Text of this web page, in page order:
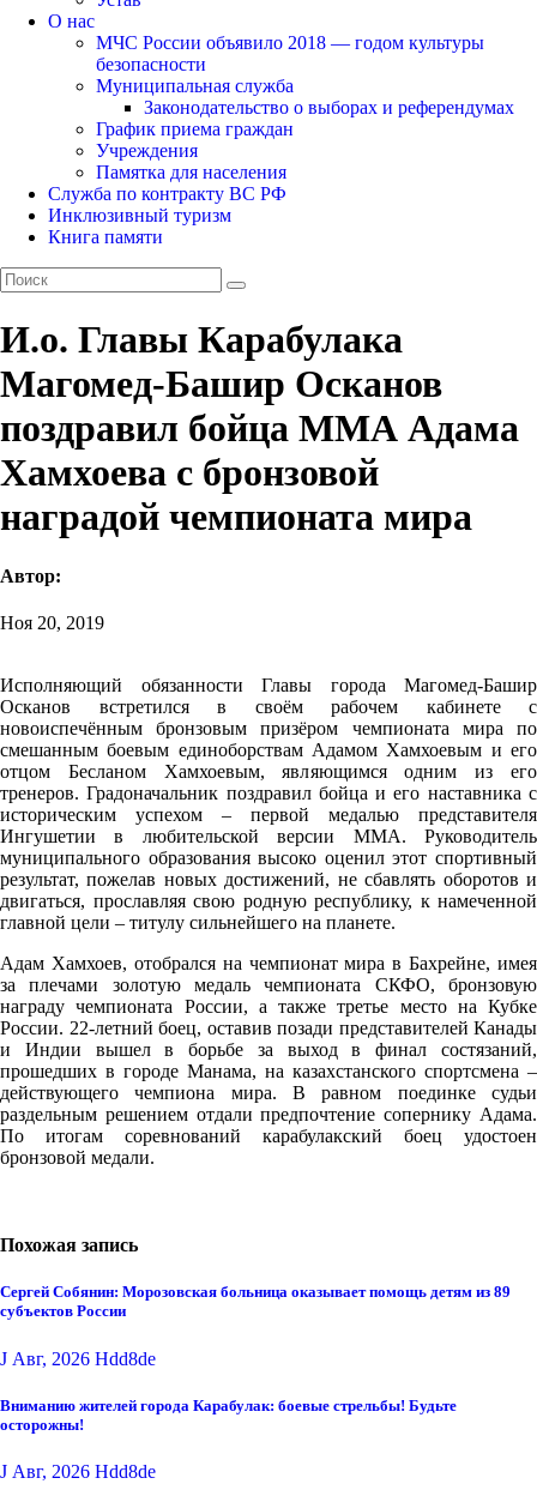
О нас
МЧС России объявило 2018 — годом культуры
безопасности
Муниципальная служба
Законодательство о выборах и референдумах
График приема граждан
Учреждения
Памятка для населения
Служба по контракту ВС РФ
Инклюзивный туризм
Книга памяти
И.о. Главы Карабулака
Магомед-Башир Осканов
поздравил бойца ММА Адама
Хамхоева с бронзовой
наградой чемпионата мира
Автор:
Ноя 20, 2019
Исполняющий обязанности Главы города Магомед-Башир
Осканов встретился в своём рабочем кабинете с
новоиспечённым бронзовым призёром чемпионата мира по
смешанным боевым единоборствам Адамом Хамхоевым и его
отцом Бесланом Хамхоевым, являющимся одним из его
тренеров. Градоначальник поздравил бойца и его наставника с
историческим успехом – первой медалью представителя
Ингушетии в любительской версии ММА. Руководитель
муниципального образования высоко оценил этот спортивный
результат, пожелав новых достижений, не сбавлять оборотов и
двигаться, прославляя свою родную республику, к намеченной
главной цели – титулу сильнейшего на планете.
Адам Хамхоев, отобрался на чемпионат мира в Бахрейне, имея
за плечами золотую медаль чемпионата СКФО, бронзовую
награду чемпионата России, а также третье место на Кубке
России. 22-летний боец, оставив позади представителей Канады
и Индии вышел в борьбе за выход в финал состязаний,
прошедших в городе Манама, на казахстанского спортсмена –
действующего чемпиона мира. В равном поединке судьи
раздельным решением отдали предпочтение сопернику Адама.
По итогам соревнований карабулакский боец удостоен
бронзовой медали.
Похожая запись
Сергей Собянин: Морозовская больница оказывает помощь детям из 89
субъектов России
J Авг, 2026 Hdd8de
Вниманию жителей города Карабулак: боевые стрельбы! Будьте
осторожны!
J Авг, 2026 Hdd8de